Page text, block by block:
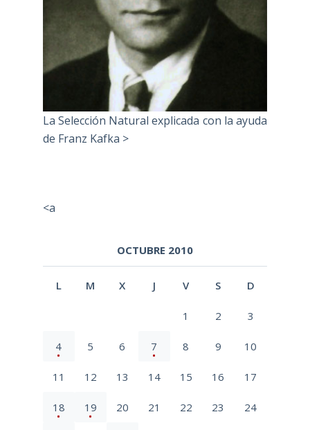
La Selección Natural explicada con la ayuda
de Franz Kafka >
<a
OCTUBRE 2010
L M X J V S D
1 2 3
4 5 6 7 8 9 10
11 12 13 14 15 16 17
18 19 20 21 22 23 24